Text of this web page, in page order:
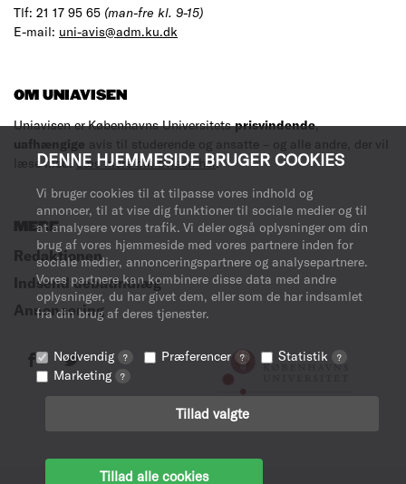
DENNE HJEMMESIDE BRUGER COOKIES
Vi bruger cookies til at tilpasse vores indhold og
annoncer, til at vise dig funktioner til sociale medier og til
at analysere vores trafik. Vi deler også oplysninger om din
brug af vores hjemmeside med vores partnere inden for
sociale medier, annonceringspartnere og analysepartnere.
Vores partnere kan kombinere disse data med andre
oplysninger, du har givet dem, eller som de har indsamlet
fra din brug af deres tjenester.
Nødvendig ? Præferencer ? Statistik ?
Marketing ?
Tillad valgte
Tillad alle cookies
Tlf: 21 17 95 65 (man-fre kl. 9-15)
E-mail: uni-avis@adm.ku.dk
OM UNIAVISEN
Uniavisen er Københavns Universitetsprisvindende,
uafhængige avis til studerende og ansatte – og alle andre, der vil
læse med.Læs mere om avisen her.
MERE
Redaktionen
Indsend debatindlæg
Annoncering